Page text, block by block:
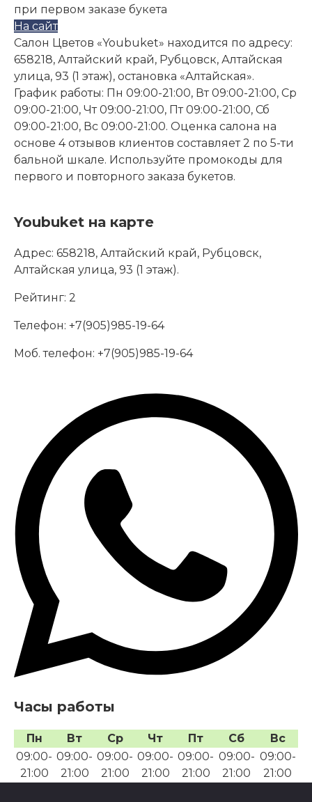
при первом заказе букета
На сайт
Салон Цветов «Youbuket» находится по адресу:
658218, Алтайский край, Рубцовск, Алтайская
улица, 93 (1 этаж), остановка «Алтайская».
График работы: Пн 09:00-21:00, Вт 09:00-21:00, Ср
09:00-21:00, Чт 09:00-21:00, Пт 09:00-21:00, Сб
09:00-21:00, Вс 09:00-21:00. Оценка салона на
основе 4 отзывов клиентов составляет 2 по 5-ти
бальной шкале. Используйте промокоды для
первого и повторного заказа букетов.
Youbuket на карте
Адрес: 658218, Алтайский край, Рубцовск,
Алтайская улица, 93 (1 этаж).
Рейтинг: 2
Телефон: +7(905)985-19-64
Моб. телефон: +7(905)985-19-64
Часы работы
Пн Вт Ср Чт Пт Сб
Вс
09:00-
21:00
09:00-
21:00
09:00-
21:00
09:00-
21:00
09:00-
21:00
09:00-
21:00
09:00-
21:00